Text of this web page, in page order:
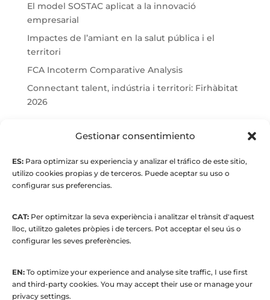
Gestionar consentimiento
ES: Para optimizar su experiencia y analizar el tráfico de este sitio,
utilizo cookies propias y de terceros. Puede aceptar su uso o
configurar sus preferencias.
CAT: Per optimitzar la seva experiència i analitzar el trànsit d'aquest
lloc, utilitzo galetes pròpies i de tercers. Pot acceptar el seu ús o
configurar les seves preferències.
EN: To optimize your experience and analyse site traffic, I use first
and third-party cookies. You may accept their use or manage your
privacy settings.
El model SOSTAC aplicat a la innovació
empresarial
Impactes de l’amiant en la salut pública i el
territori
FCA Incoterm Comparative Analysis
Connectant talent, indústria i territori: Firhàbitat
2026
© Maria Fernandez Alonso
Full index
© 2015 to present. María Fernández Alonso
Strategic Manager | Corporate